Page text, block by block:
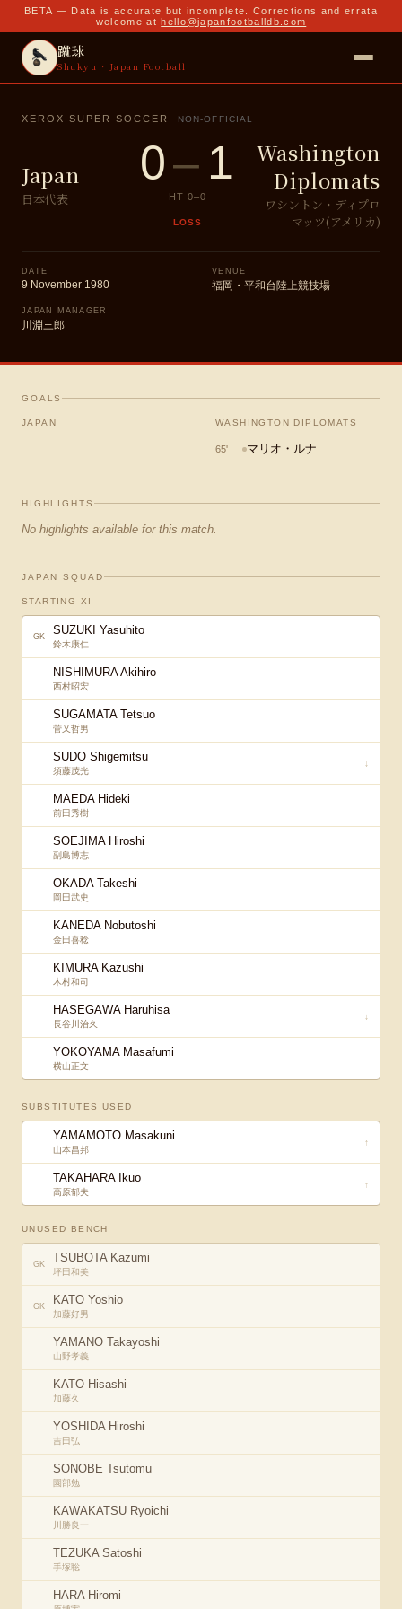
BETA — Data is accurate but incomplete. Corrections and errata
welcome at hello@japanfootballdb.com
蹴球
Shukyu · Japan Football
XEROX SUPER SOCCER NON-OFFICIAL
Japan
日本代表
0– 1
HT 0–0
LOSS
Washington
Diplomats
ワシントン・ディプロ
マッツ(アメリカ)
DATE
9 November 1980
VENUE
福岡・平和台陸上競技場
JAPAN MANAGER
川淵三郎
GOALS
JAPAN
—
WASHINGTON DIPLOMATS
65' マリオ・ルナ
HIGHLIGHTS
No highlights available for this match.
JAPAN SQUAD
STARTING XI
GK SUZUKI Yasuhito
鈴木康仁
NISHIMURA Akihiro
西村昭宏
SUGAMATA Tetsuo
菅又哲男
SUDO Shigemitsu
須藤茂光
↓
MAEDA Hideki
前田秀樹
SOEJIMA Hiroshi
副島博志
OKADA Takeshi
岡田武史
KANEDA Nobutoshi
金田喜稔
KIMURA Kazushi
木村和司
HASEGAWA Haruhisa
長谷川治久
↓
YOKOYAMA Masafumi
横山正文
SUBSTITUTES USED
YAMAMOTO Masakuni
山本昌邦
↑
TAKAHARA Ikuo
高原郁夫
↑
UNUSED BENCH
GK TSUBOTA Kazumi
坪田和美
GK KATO Yoshio
加藤好男
YAMANO Takayoshi
山野孝義
KATO Hisashi
加藤久
YOSHIDA Hiroshi
吉田弘
SONOBE Tsutomu
園部勉
KAWAKATSU Ryoichi
川勝良一
TEZUKA Satoshi
手塚聡
HARA Hiromi